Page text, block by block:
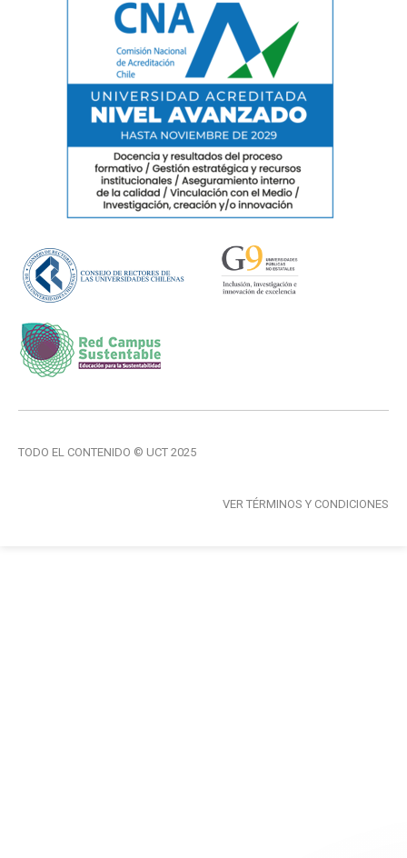
TODO EL CONTENIDO © UCT 2025
VER TÉRMINOS Y CONDICIONES